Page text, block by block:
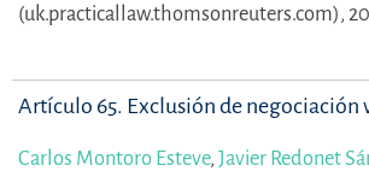
(uk.practicallaw.thomsonreuters.com),
Artículo 65. Exclusión de negociación
Carlos Montoro Esteve, Javier Redonet